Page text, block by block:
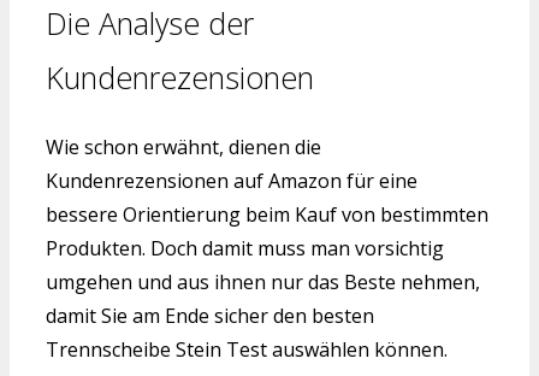
Die Analyse der
Kundenrezensionen
Wie schon erwähnt, dienen die
Kundenrezensionen auf Amazon für eine
bessere Orientierung beim Kauf von bestimmten
Produkten. Doch damit muss man vorsichtig
umgehen und aus ihnen nur das Beste nehmen,
damit Sie am Ende sicher den besten
Trennscheibe Stein Test auswählen können.